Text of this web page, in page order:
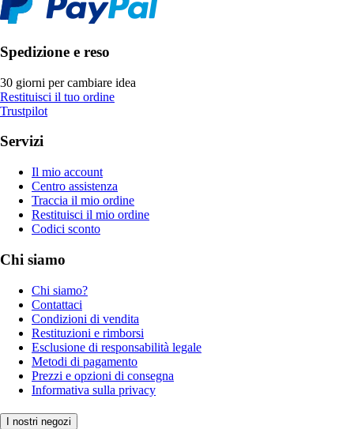
Spedizione e reso
30 giorni per cambiare idea
Restituisci il tuo ordine
Trustpilot
Servizi
Il mio account
Centro assistenza
Traccia il mio ordine
Restituisci il mio ordine
Codici sconto
Chi siamo
Chi siamo?
Contattaci
Condizioni di vendita
Restituzioni e rimborsi
Esclusione di responsabilità legale
Metodi di pagamento
Prezzi e opzioni di consegna
Informativa sulla privacy
I nostri negozi